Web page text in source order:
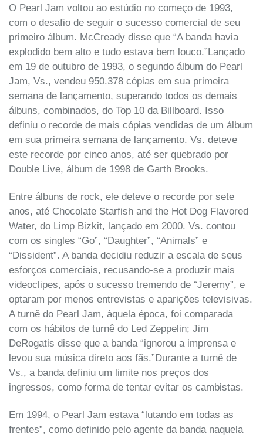
O Pearl Jam voltou ao estúdio no começo de 1993,
com o desafio de seguir o sucesso comercial de seu
primeiro álbum. McCready disse que “A banda havia
explodido bem alto e tudo estava bem louco.”Lançado
em 19 de outubro de 1993, o segundo álbum do Pearl
Jam, Vs., vendeu 950.378 cópias em sua primeira
semana de lançamento, superando todos os demais
álbuns, combinados, do Top 10 da Billboard. Isso
definiu o recorde de mais cópias vendidas de um álbum
em sua primeira semana de lançamento. Vs. deteve
este recorde por cinco anos, até ser quebrado por
Double Live, álbum de 1998 de Garth Brooks.
Entre álbuns de rock, ele deteve o recorde por sete
anos, até Chocolate Starfish and the Hot Dog Flavored
Water, do Limp Bizkit, lançado em 2000. Vs. contou
com os singles “Go”, “Daughter”, “Animals” e
“Dissident”. A banda decidiu reduzir a escala de seus
esforços comerciais, recusando-se a produzir mais
videoclipes, após o sucesso tremendo de “Jeremy”, e
optaram por menos entrevistas e aparições televisivas.
A turnê do Pearl Jam, àquela época, foi comparada
com os hábitos de turnê do Led Zeppelin; Jim
DeRogatis disse que a banda “ignorou a imprensa e
levou sua música direto aos fãs.”Durante a turnê de
Vs., a banda definiu um limite nos preços dos
ingressos, como forma de tentar evitar os cambistas.
Em 1994, o Pearl Jam estava “lutando em todas as
frentes”, como definido pelo agente da banda naquela